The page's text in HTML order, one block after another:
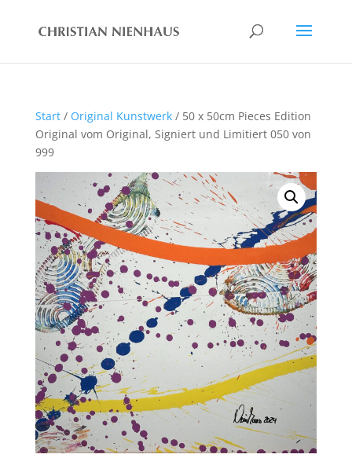
Start/ Original Kunstwerk/ 50 x 50cm Pieces Edition
Original vom Original, Signiert und Limitiert 050 von
999